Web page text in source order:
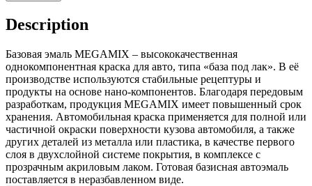
Description
Базовая эмаль MEGAMIX – высококачественная
однокомпонентная краска для авто, типа «база под лак». В её
производстве используются стабильные рецептуры и
продукты на основе нано-компонентов. Благодаря передовым
разработкам, продукция MEGAMIX имеет повышенный срок
хранения. Автомобильная краска применяется для полной или
частичной окраски поверхности кузова автомобиля, а также
других деталей из металла или пластика, в качестве первого
слоя в двухслойной системе покрытия, в комплексе с
прозрачным акриловым лаком. Готовая базисная автоэмаль
поставляется в неразбавленном виде.